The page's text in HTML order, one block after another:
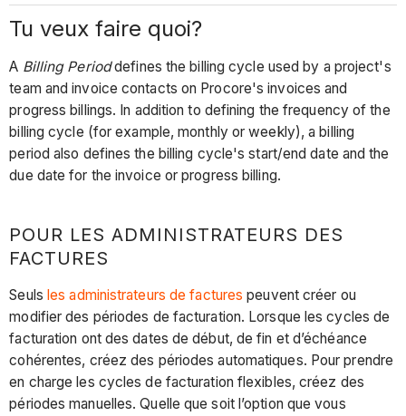
Tu veux faire quoi?
A Billing Perioddefines the billing cycle used by a project's
team and invoice contacts on Procore's invoices and
progress billings. In addition to defining the frequency of the
billing cycle (for example, monthly or weekly), a billing
period also defines the billing cycle's start/end date and the
due date for the invoice or progress billing.
POUR LES ADMINISTRATEURS DES
FACTURES
Seuls les administrateurs de factures peuvent créer ou
modifier des périodes de facturation. Lorsque les cycles de
facturation ont des dates de début, de fin et d’échéance
cohérentes, créez des périodes automatiques. Pour prendre
en charge les cycles de facturation flexibles, créez des
périodes manuelles. Quelle que soit l’option que vous